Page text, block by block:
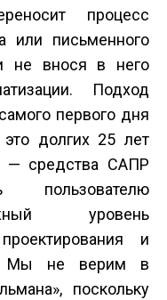
процесс
или письменного
не внося в него
Подход
первого дня
долгих 25 лет
— средства САПР
пользователю
уровень
и
Мы не верим в
поскольку